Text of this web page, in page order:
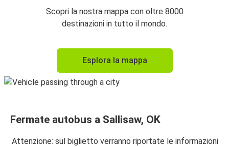
Scopri la nostra mappa con oltre 8000
destinazioni in tutto il mondo.
Esplora la mappa
Fermate autobus a Sallisaw, OK
Attenzione: sul biglietto verranno riportate le informazioni